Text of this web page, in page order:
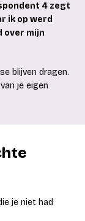
4 zegt
ik op werd
over mijn
blijven dragen.
je eigen
je niet had